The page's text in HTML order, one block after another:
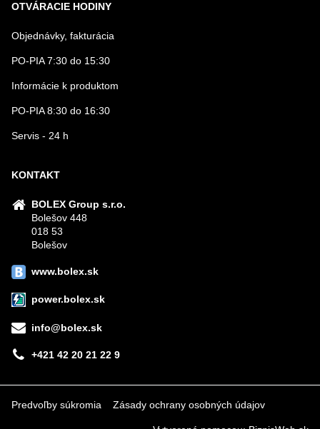
OTVÁRACIE HODINY
Objednávky, fakturácia
PO-PIA 7:30 do 15:30
Informácie k produktom
PO-PIA 8:30 do 16:30
Servis - 24 h
KONTAKT
BOLEX Group s.r.o.
Bolešov 448
018 53
Bolešov
www.bolex.sk
power.bolex.sk
info@bolex.sk
+421 42 20 21 22 9
Predvoľby súkromia Zásady ochrany osobných údajov